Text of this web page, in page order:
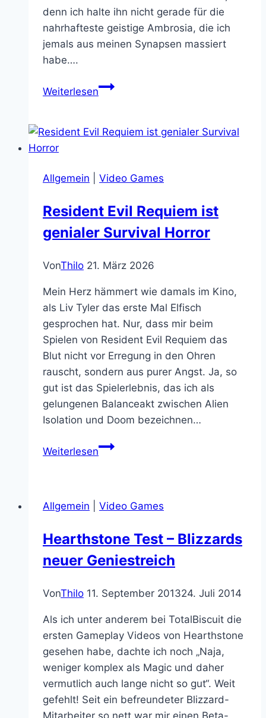
denn ich halte ihn nicht gerade für die
nahrhafteste geistige Ambrosia, die ich
jemals aus meinen Synapsen massiert
habe….
WeiterlesenDas
in
Allgemein
Video Games
Resident Evil Requiem ist
genialer Survival Horror
VonThilo 21. März 2026
Mein Herz hämmert wie damals im Kino,
als Liv Tyler das erste Mal Elfisch
gesprochen hat. Nur, dass mir beim
Spielen von Resident Evil Requiem das
Blut nicht vor Erregung in den Ohren
rauscht, sondern aus purer Angst. Ja, so
gut ist das Spielerlebnis, das ich als
gelungenen Balanceakt zwischen Alien
Isolation und Doom bezeichnen…
WeiterlesenResident
genialer
Horror
Allgemein Video Games
Hearthstone Test – Blizzards
neuer Geniestreich
VonThilo 11. September 201324. Juli 2014
Als ich unter anderem bei TotalBiscuit die
ersten Gameplay Videos von Hearthstone
gesehen habe, dachte ich noch „Naja,
weniger komplex als Magic und daher
vermutlich auch lange nicht so gut“. Weit
gefehlt! Seit ein befreundeter Blizzard-
Mitarbeiter so nett war mir einen Beta-